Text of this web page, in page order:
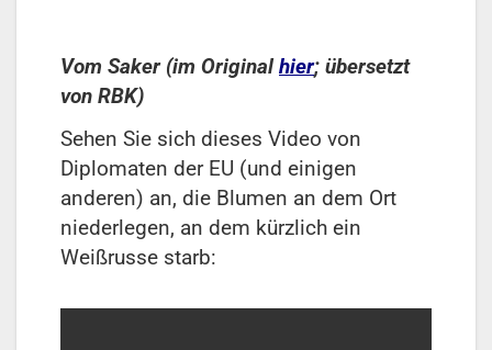
Vom Saker (im Originalhier; übersetzt
von RBK)
Sehen Sie sich dieses Video von
Diplomaten der EU (und einigen
anderen) an, die Blumen an dem Ort
niederlegen, an dem kürzlich ein
Weißrusse starb: